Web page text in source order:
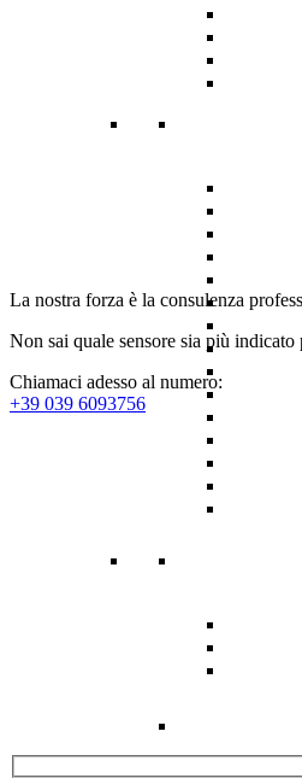
La nostra forza è la consulenza
Non sai quale sensore sia più
Chiamaci adesso al numero:
+39 039 6093756